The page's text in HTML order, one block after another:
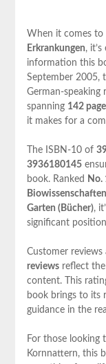
When it comes to
Erkrankungen,
information this
September 2005,
German-
spanning 142
it makes for a
The ISBN-10 of
3936180145
book. Ranked No.
Biowissenschaften
Garten (Bücher),
significant
Customer reviews
reviewsreflect the
content. This
book brings to its
guidance in the
For those looking
Kornnattern, this